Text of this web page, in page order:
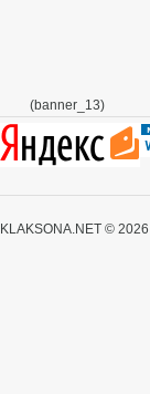
(banner_13)
KLAKSONA.NET ©